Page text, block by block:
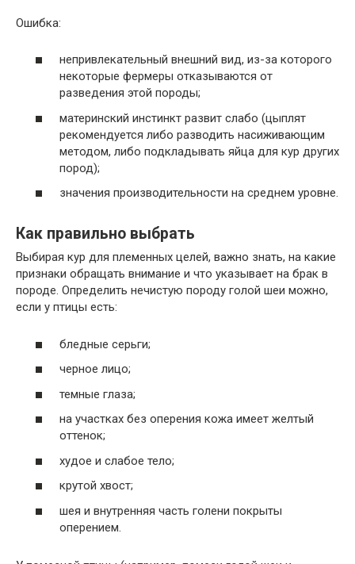
Ошибка:
непривлекательный внешний вид, из-за которого
некоторые фермеры отказываются от
разведения этой породы;
материнский инстинкт развит слабо (цыплят
рекомендуется либо разводить насиживающим
методом, либо подкладывать яйца для кур других
пород);
значения производительности на среднем уровне.
Как правильно выбрать
Выбирая кур для племенных целей, важно знать, на какие
признаки обращать внимание и что указывает на брак в
породе. Определить нечистую породу голой шеи можно,
если у птицы есть:
бледные серьги;
черное лицо;
темные глаза;
на участках без оперения кожа имеет желтый
оттенок;
худое и слабое тело;
крутой хвост;
шея и внутренняя часть голени покрыты
оперением.